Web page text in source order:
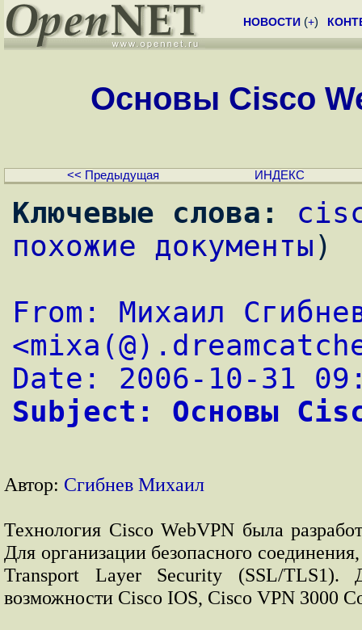
НОВОСТИ (+)
Основы Cisco
<< Предыдущая ИНДЕКС
Ключевые слова:
похожие документы)
From: Михаил
Date: 2006-10-31
Subject: Основы
Автор: Сгибнев Михаил
Технология Cisco WebVPN была
Для организации безопасного
Transport Layer Security (SSL/TLS1).
возможности Cisco IOS, Cisco VPN 3000